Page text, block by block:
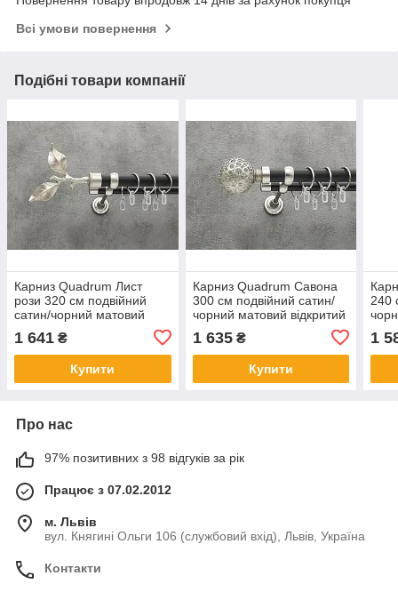
Всі умови повернення
Подібні товари компанії
Карниз Quadrum Лист
рози 320 см подвійний
сатин/чорний матовий
відкритий 25/19 мм гладка
(кільця з гачками)
1 641 ₴
Купити
Карниз Quadrum Савона
300 см подвійний сатин/
чорний матовий відкритий
25/19 мм гладка (кільця з
гачками)
1 635₴
Купити
240
1
Про нас
97% позитивних з 98 відгуків за рік
Працює з 07.02.2012
м. Львів
вул. Княгині Ольги 106 (службовий вхід), Львів, Україна
Контакти